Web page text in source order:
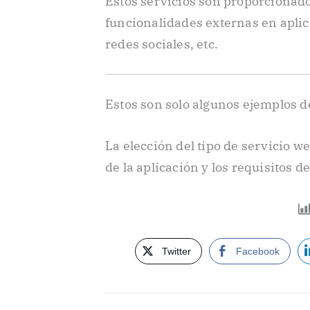
funcionalidades externas en
redes sociales, etc.
Estos son solo algunos ejemplos
La elección del tipo de servicio
de la aplicación y los requisitos
Twitter Facebook